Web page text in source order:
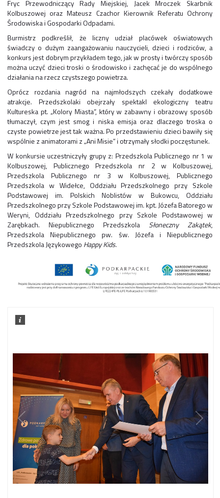
Fryc Przewodniczący Rady Miejskiej, Jacek Mroczek Skarbnik
Kolbuszowej oraz Mateusz Czachor Kierownik Referatu Ochrony
Środowiska i Gospodarki Odpadami.
Burmistrz podkreślił, że liczny udział placówek oświatowych
świadczy o dużym zaangażowaniu nauczycieli, dzieci i rodziców, a
konkurs jest dobrym przykładem tego, jak w prosty i twórczy sposób
można uczyć dzieci troski o środowisko i zachęcać je do wspólnego
działania na rzecz czystszego powietrza.
Oprócz rozdania nagród na najmłodszych czekały dodatkowe
atrakcje. Przedszkolaki obejrzały spektakl ekologiczny teatru
Kultureska pt. „Kolory Miasta”, który w zabawny i obrazowy sposób
tłumaczył, czym jest smog i niska emisja oraz dlaczego troska o
czyste powietrze jest tak ważna. Po przedstawieniu dzieci bawiły się
wspólnie z animatorami z „Ani Misie” i otrzymały słodki poczęstunek.
W konkursie uczestniczyły grupy z: Przedszkola Publicznego nr 1 w
Kolbuszowej, Publicznego Przedszkola nr 2 w Kolbuszowej,
Przedszkola Publicznego nr 3 w Kolbuszowej, Publicznego
Przedszkola w Widełce, Oddziału Przedszkolnego przy Szkole
Podstawowej im. Polskich Noblistów w Bukowcu, Oddziału
Przedszkolnego przy Szkole Podstawowej im. kpt. Józefa Batorego w
Weryni, Oddziału Przedszkolnego przy Szkole Podstawowej w
Zarębkach. Niepublicznego Przedszkola Słoneczny Zakątek,
Przedszkola Niepublicznego pw. św. Józefa i Niepublicznego
Przedszkola Językowego Happy Kids.